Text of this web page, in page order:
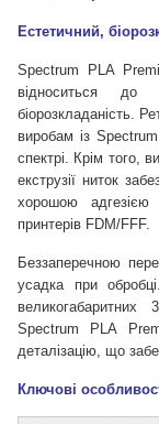
Естетичний,
Spectrum PLA
відноситься до
біорозкладаність.
виробам із
спектрі. Крім того,
екструзії ниток
хорошою
принтерів FDM/FFF.
Беззаперечною
усадка при
великогабаритних
Spectrum PLA
деталізацію, що
Ключові